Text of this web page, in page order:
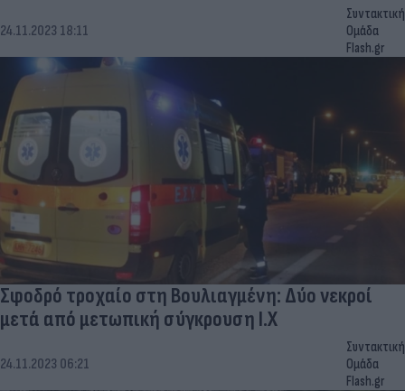
24.11.2023 18:11
Συντακτική
Ομάδα
Flash.gr
Σφοδρό τροχαίο στη Βουλιαγμένη: Δύο νεκροί
μετά από μετωπική σύγκρουση Ι.Χ
24.11.2023 06:21
Συντακτική
Ομάδα
Flash.gr